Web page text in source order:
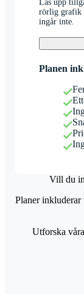
Lås upp
rörlig grafik
ingår inte.
Planen
Vill du
Planer inkluderar
Utforska våra